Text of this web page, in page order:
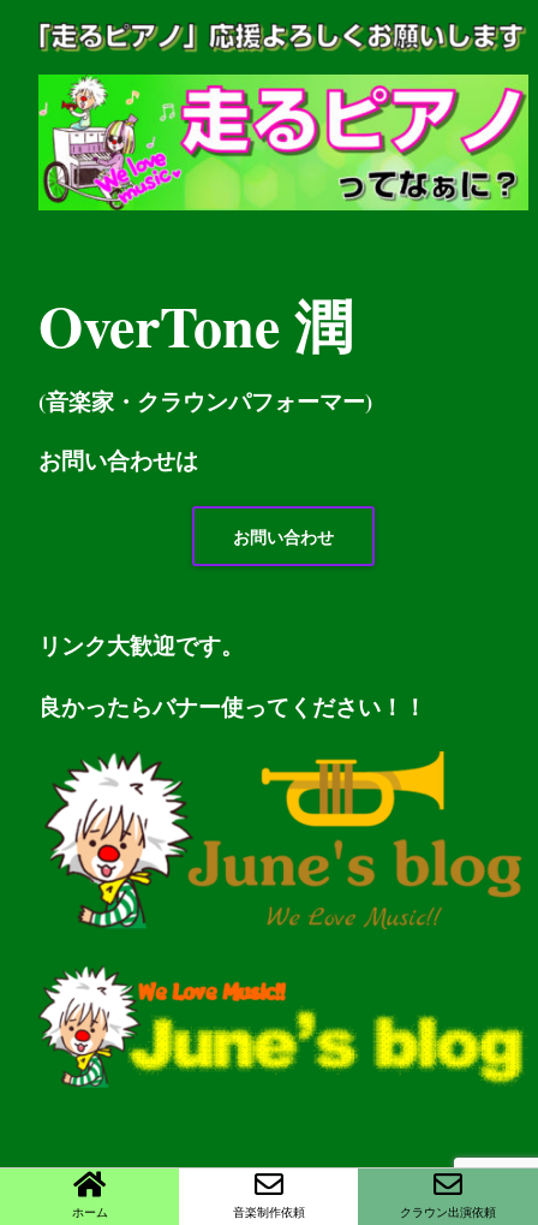
OverTone 潤
(音楽家・クラウンパフォーマー)
お問い合わせは
お問い合わせ
リンク大歓迎です。
良かったらバナー使ってください！！
ホーム 音楽制作依頼 クラウン出演依頼